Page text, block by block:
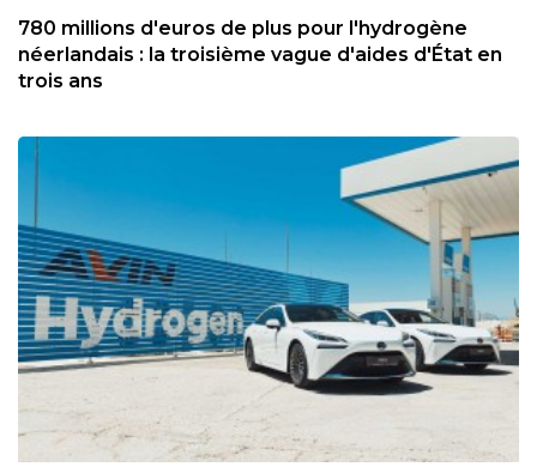
780 millions d'euros de plus pour l'hydrogène
néerlandais : la troisième vague d'aides d'État en
trois ans